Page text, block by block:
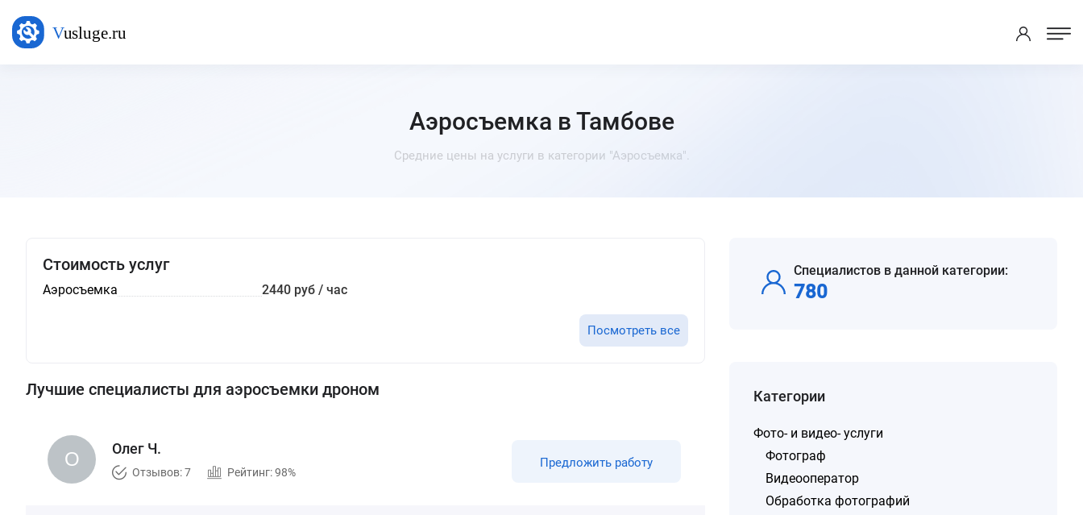
Аэросъемка в Тамбове
Средние цены на услуги в категории "Аэросъемка".
Стоимость услуг
Аэросъемка 2440 руб / час
Посмотреть все
Лучшие специалисты для аэросъемки дроном
Олег Ч.
Отзывов: 7 Рейтинг: 98%
Предложить работу
Специалистов в данной категории:
780
Категории
Фото- и видео- услуги
Фотограф
Видеооператор
Обработка фотографий